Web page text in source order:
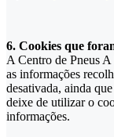
6. Cookies que
A Centro de Pneus
as informações
desativada, ainda
deixe de utilizar o
informações.